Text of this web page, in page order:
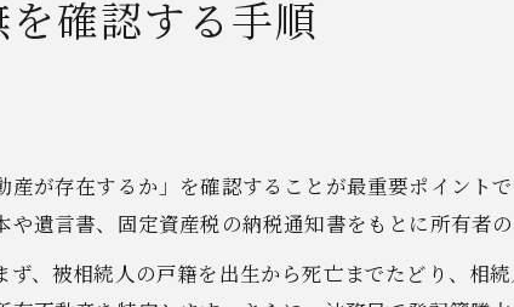
確認する手順
が存在するか」を確認することが最重要ポイント
遺言書、固定資産税の納税通知書をもとに所有者
、被相続人の戸籍を出生から死亡までたどり、相